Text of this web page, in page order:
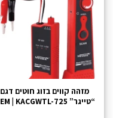
מזהה קווים בזוג חוטים דגם
“טייגר” OEM | KACGWTL-725